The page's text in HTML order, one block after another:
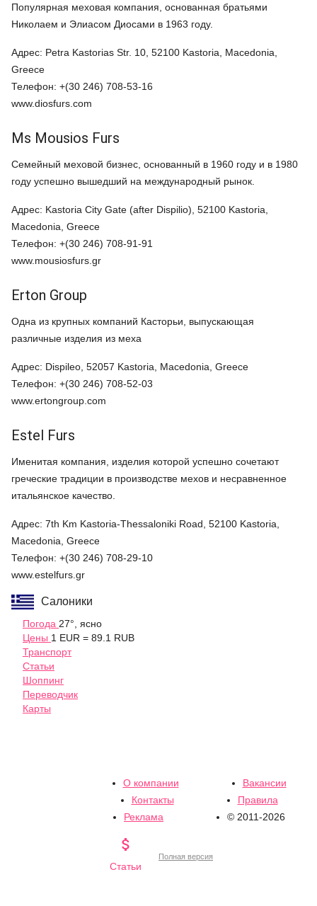
Популярная меховая компания, основанная братьями
Николаем и Элиасом Диосами в 1963 году.
Адрес: Petra Kastorias Str. 10, 52100 Kastoria, Macedonia,
Greece
Телефон: +(30 246) 708-53-16
www.diosfurs.com
Ms Mousios Furs
Семейный меховой бизнес, основанный в 1960 году и в 1980
году успешно вышедший на международный рынок.
Адрес: Kastoria City Gate (after Dispilio), 52100 Kastoria,
Macedonia, Greece
Телефон: +(30 246) 708-91-91
www.mousiosfurs.gr
Erton Group
Одна из крупных компаний Касторьи, выпускающая
различные изделия из меха
Адрес: Dispileo, 52057 Kastoria, Macedonia, Greece
Телефон: +(30 246) 708-52-03
www.ertongroup.com
Estel Furs
Именитая компания, изделия которой успешно сочетают
греческие традиции в производстве мехов и несравненное
итальянское качество.
Адрес: 7th Km Kastoria-Thessaloniki Road, 52100 Kastoria,
Macedonia, Greece
Телефон: +(30 246) 708-29-10
www.estelfurs.gr
Салоники
Погода 27°, ясно
Цены 1 EUR = 89.1 RUB
Транспорт
Статьи
Шоппинг
Переводчик
Карты
О компании
Вакансии
Контакты
Правила
Реклама
© 2011-2026

Статьи
Полная версия